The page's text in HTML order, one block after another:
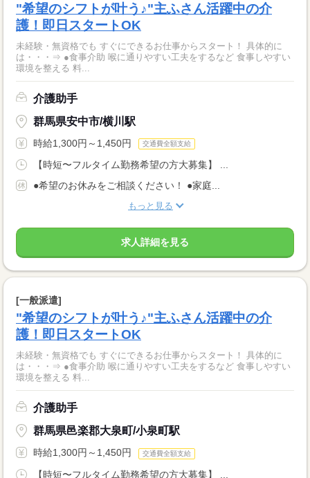
"希望のシフトが叶う♪"主ふさん活躍中の介
護！即日スタートOK
未経験・無資格でも すぐにできるお仕事からスタート！ 具体的に
は・・・⇒ ●食事介助 喉に通りやすい工夫をするなど 食事しやすい
環境を整える 料...
介護助手
群馬県安中市/横川駅
時給1,300円～1,450円 交通費全額支給
【時短〜フルタイム勤務希望の方大募集】 ...
●希望のお休みをご相談ください！ ●家庭...
もっと見る
求人詳細を見る
[一般派遣]
"希望のシフトが叶う♪"主ふさん活躍中の介
護！即日スタートOK
未経験・無資格でも すぐにできるお仕事からスタート！ 具体的に
は・・・⇒ ●食事介助 喉に通りやすい工夫をするなど 食事しやすい
環境を整える 料...
介護助手
群馬県邑楽郡大泉町/小泉町駅
時給1,300円～1,450円 交通費全額支給
【時短〜フルタイム勤務希望の方大募集】 ...